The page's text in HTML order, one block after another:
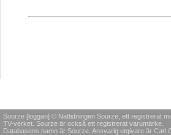
Sourze [loggan] © Nättidningen Sourze, ett registrerat
TV-verket. Sourze är också ett registrerat varumärke.
Databasens namn är Sourze. Ansvarig utgivare är Carl